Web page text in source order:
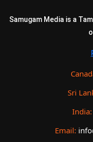
Samugam Media is a
Sri
India:
Email: